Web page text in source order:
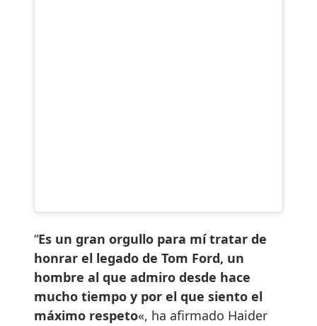
“Es un gran orgullo para mí tratar de
honrar el legado de Tom Ford, un
hombre al que admiro desde hace
mucho tiempo y por el que siento el
máximo respeto«, ha afirmado Haider